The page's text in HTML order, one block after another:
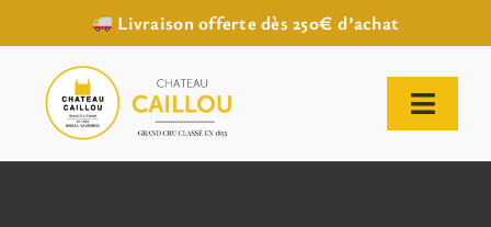
Livraison offerte dès 250€ d’achat
contenu